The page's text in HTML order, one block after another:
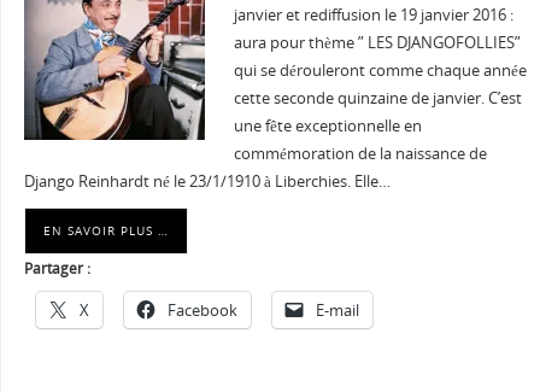
janvier et rediffusion le 19 janvier 2016 :
aura pour thème ” LES DJANGOFOLLIES”
qui se dérouleront comme chaque année
cette seconde quinzaine de janvier. C’est
une fête exceptionnelle en
commémoration de la naissance de
Django Reinhardt né le 23/1/1910 à Liberchies. Elle…
EN SAVOIR PLUS …
Partager :
X Facebook E-mail